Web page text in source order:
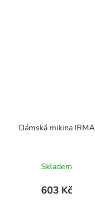
Dámská mikina IRMA
Skladem
603 Kč